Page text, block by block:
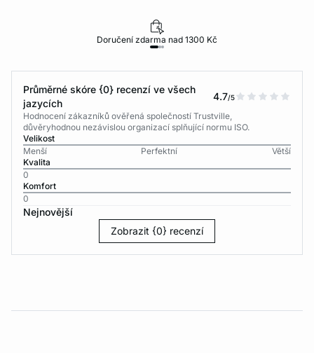
Doručení zdarma nad 1300 Kč
Průměrné skóre {0} recenzí ve všech
jazycích
4.7/5
Hodnocení zákazníků ověřená společností Trustville,
důvěryhodnou nezávislou organizací splňující normu ISO.
Velikost
Menší
Perfektní
Větší
Kvalita
0
Komfort
0
Nejnovější
Zobrazit {0} recenzí